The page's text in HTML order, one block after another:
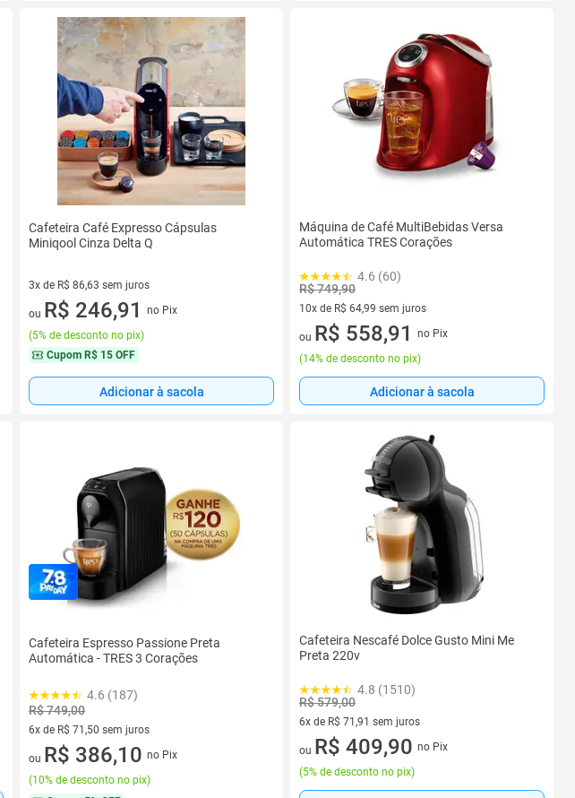
Cafeteira Café Expresso Cápsulas
Miniqool Cinza Delta Q
3x de R$ 86,63 sem juros
3 vez de R$ 86,63 sem juros
ou R$ 246,91
no Pix
(5% de desconto no pix)
Cupom R$ 15 OFF
Adicionar à sacola
Máquina de Café MultiBebidas Versa
Automática TRES Corações
4.6 (60)
R$ 749,90
10x de R$ 64,99 sem juros
10 vez de R$ 64,99 sem juros
ou R$ 558,91
no Pix
(14% de desconto no pix)
Adicionar à sacola
Cafeteira Espresso Passione Preta
Automática - TRES 3 Corações
4.6 (187)
R$ 749,00
6x de R$ 71,50 sem juros
6 vez de R$ 71,50 sem juros
ou R$ 386,10 no Pix
(10% de desconto no pix)
Cafeteira Nescafé Dolce Gusto Mini Me
Preta 220v
4.8 (1510)
R$ 579,00
6x de R$ 71,91 sem juros
6 vez de R$ 71,91 sem juros
ou R$ 409,90 no Pix
(5% de desconto no pix)